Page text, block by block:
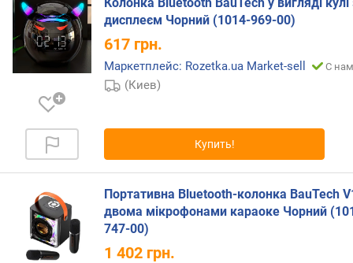
д
л
о
ж
е
и
u
e
t
o
дисплеєм Чорний (1014-969-00)
617 грн.
Маркетплейс: Rozetka.ua Market-sell С
(Киев)
Купить!
Портативна Bluetooth-колонка BauTech
двома мікрофонами караоке Чорний
747-00)
1 402 грн.